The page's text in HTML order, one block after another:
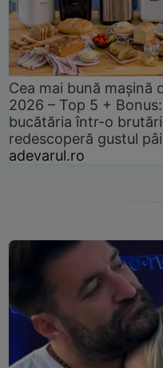
Cea mai bună mașină
2026 – Top 5 +
bucătăria într-o
redescoperă gustul
adevarul.ro